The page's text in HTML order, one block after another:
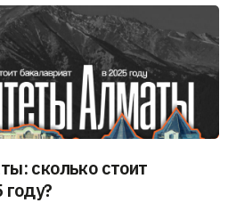
сколько стоит